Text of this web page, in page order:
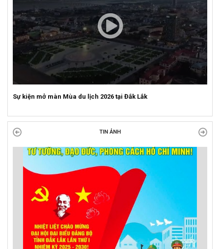
Sự kiện mở màn Mùa du lịch 2026 tại Đắk Lắk
TIN ẢNH